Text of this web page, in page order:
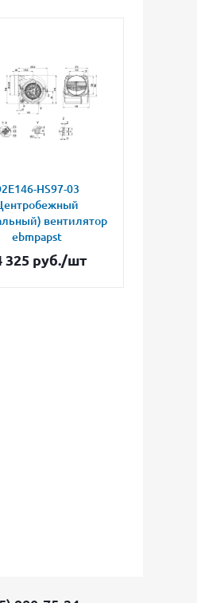
HS97-03
вентилятор
ebmpapst
325 руб./шт